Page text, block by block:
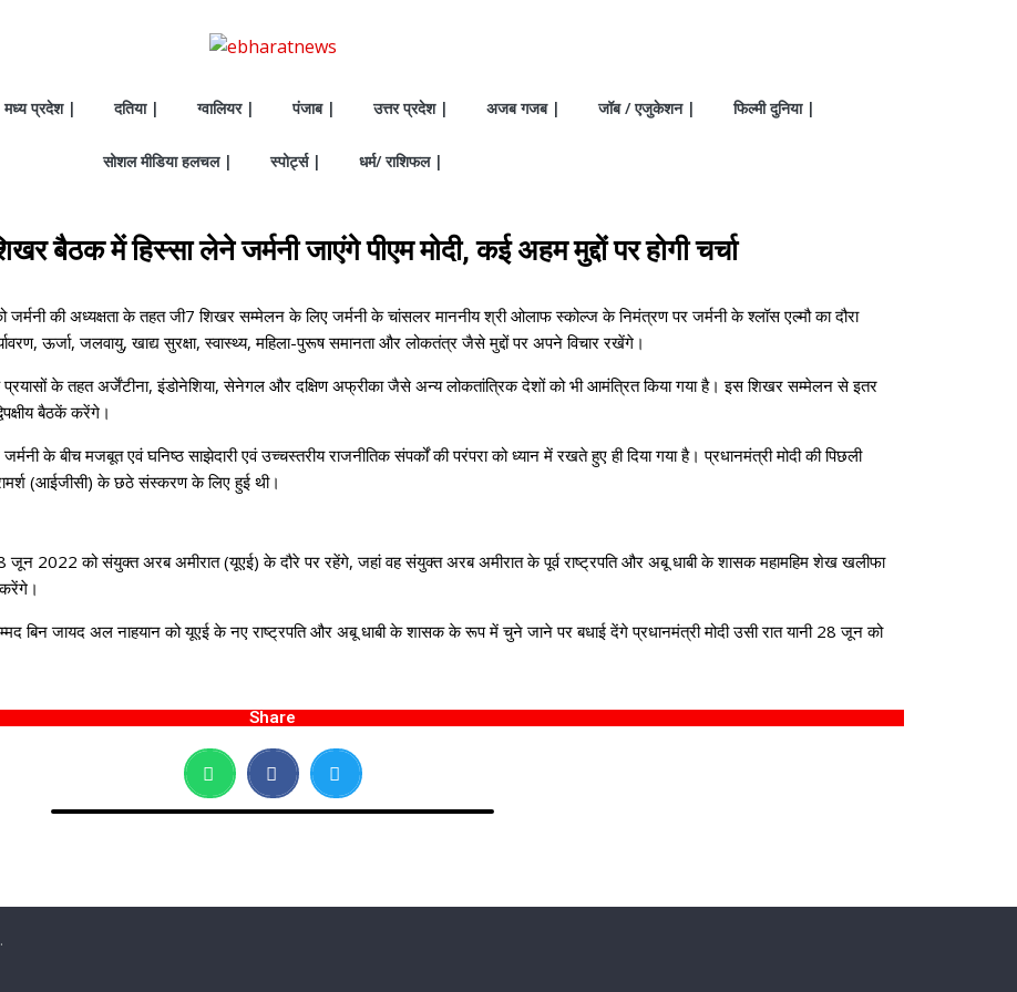
मध्य प्रदेश | दतिया | ग्वालियर | पंजाब | उत्तर प्रदेश | अजब गजब | जॉब / एजुकेशन | फिल्मी दुनिया |
सोशल मीडिया हलचल | स्पोर्ट्स | धर्म/ राशिफल |
बैठक में हिस्सा लेने जर्मनी जाएंगे पीएम मोदी, कई अहम मुद्दों पर होगी चर्चा
की अध्‍यक्षता के तहत जी7 शिखर सम्मेलन के लिए जर्मनी के चांसलर माननीय श्री ओलाफ स्कोल्ज के निमंत्रण पर जर्मनी के श्लॉस एल्मौ का दौरा
ऊर्जा, जलवायु, खाद्य सुरक्षा, स्‍वास्‍थ्‍य, महिला-पुरूष समानता और लोकतंत्र जैसे मुद्दों पर अपने विचार रखेंगे।
प्रयासों के तहत अर्जेंटीना, इंडोनेशिया, सेनेगल और दक्षिण अफ्रीका जैसे अन्य लोकतांत्रिक देशों को भी आमंत्रित किया गया है। इस शिखर सम्मेलन से इतर
बैठकें करेंगे।
बीच मजबूत एवं घनिष्ठ साझेदारी एवं उच्चस्तरीय राजनीतिक संपर्कों की परंपरा को ध्यान में रखते हुए ही दिया गया है। प्रधानमंत्री मोदी की पिछली
(आईजीसी) के छठे संस्करण के लिए हुई थी।
2022 को संयुक्त अरब अमीरात (यूएई) के दौरे पर रहेंगे, जहां वह संयुक्त अरब अमीरात के पूर्व राष्ट्रपति और अबू धाबी के शासक महामहिम शेख खलीफा
बिन जायद अल नाहयान को यूएई के नए राष्ट्रपति और अबू धाबी के शासक के रूप में चुने जाने पर बधाई देंगे प्रधानमंत्री मोदी उसी रात यानी 28 जून को
Share